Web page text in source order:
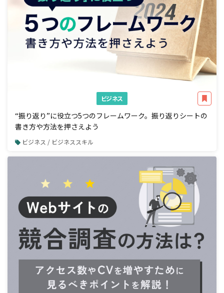
ビジネス
“振り返り”に役立つ5つのフレームワーク。振り返りシートの
書き方や方法を押さえよう
ビジネス / ビジネススキル